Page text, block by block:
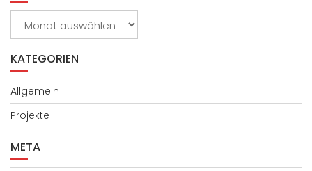
KATEGORIEN
Allgemein
Projekte
META